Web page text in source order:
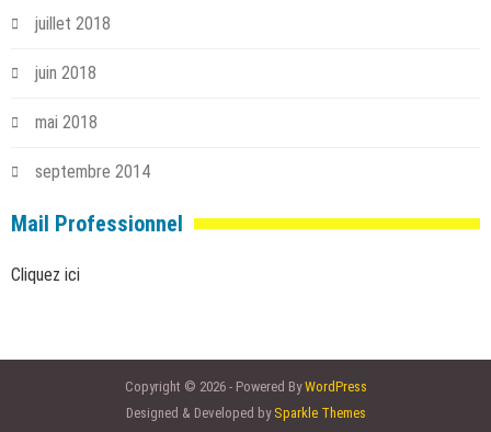
juillet 2018
juin 2018
mai 2018
septembre 2014
Mail Professionnel
Cliquez ici
Copyright © 2026 - Powered ByWordPress
Designed & Developed by Sparkle Themes